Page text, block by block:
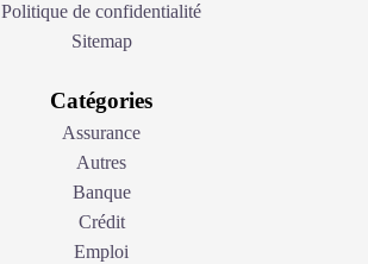
Politique de confidentialité
Sitemap
Catégories
Assurance
Autres
Banque
Crédit
Emploi